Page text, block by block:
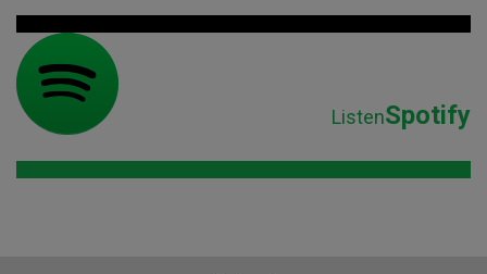
ListenSpotify